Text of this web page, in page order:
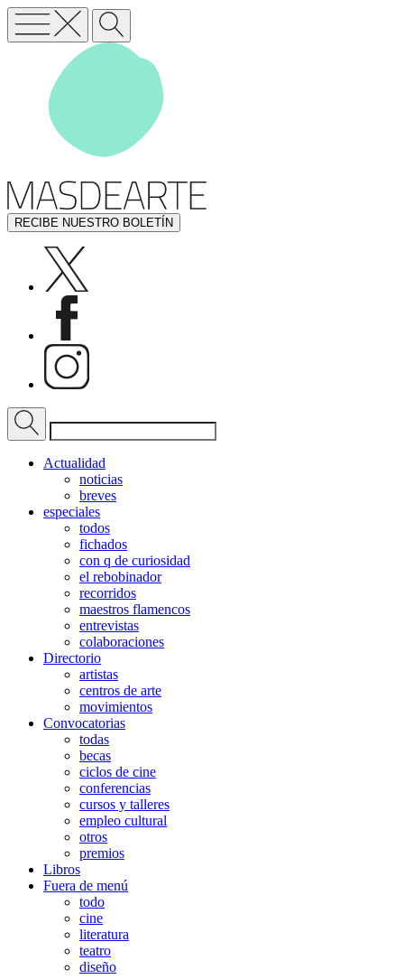
RECIBE NUESTRO BOLETÍN
Actualidad
noticias
breves
especiales
todos
fichados
con q de curiosidad
el rebobinador
recorridos
maestros flamencos
entrevistas
colaboraciones
Directorio
artistas
centros de arte
movimientos
Convocatorias
todas
becas
ciclos de cine
conferencias
cursos y talleres
empleo cultural
otros
premios
Libros
Fuera de menú
todo
cine
literatura
teatro
diseño